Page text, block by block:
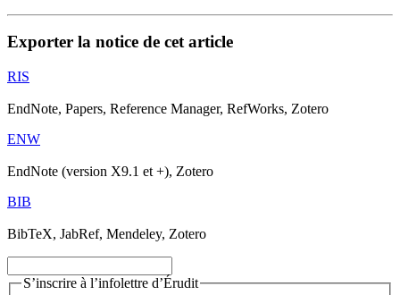
Exporter la notice de cet article
RIS
EndNote, Papers, Reference Manager, RefWorks, Zotero
ENW
EndNote (version X9.1 et +), Zotero
BIB
BibTeX, JabRef, Mendeley, Zotero
S’inscrire à l’infolettre d’Érudit